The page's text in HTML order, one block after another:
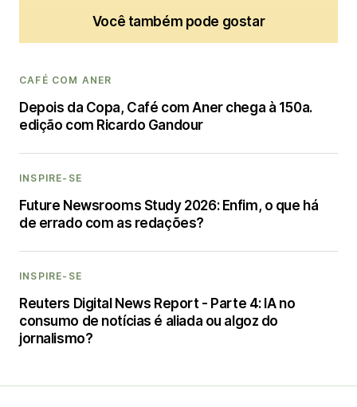
Você também pode gostar
CAFÉ COM ANER
Depois da Copa, Café com Aner chega à 150a.
edição com Ricardo Gandour
INSPIRE-SE
Future Newsrooms Study 2026: Enfim, o que há
de errado com as redações?
INSPIRE-SE
Reuters Digital News Report - Parte 4: IA no
consumo de notícias é aliada ou algoz do
jornalismo?